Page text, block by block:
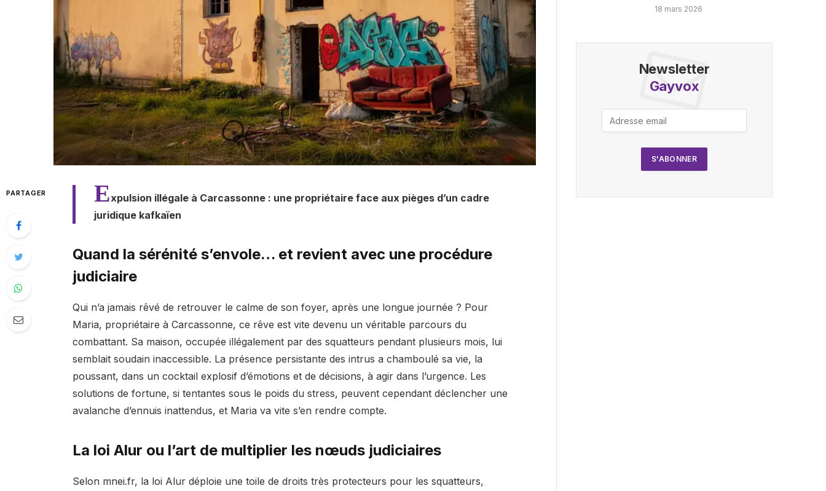
PARTAGER Expulsion illégale à Carcassonne : une propriétaire face aux pièges d’un cadre
juridique kafkaïen
Quand la sérénité s’envole… et revient avec une procédure
judiciaire
Qui n’a jamais rêvé de retrouver le calme de son foyer, après une longue journée ? Pour
Maria, propriétaire à Carcassonne, ce rêve est vite devenu un véritable parcours du
combattant. Sa maison, occupée illégalement par des squatteurs pendant plusieurs mois, lui
semblait soudain inaccessible. La présence persistante des intrus a chamboulé sa vie, la
poussant, dans un cocktail explosif d’émotions et de décisions, à agir dans l’urgence. Les
solutions de fortune, si tentantes sous le poids du stress, peuvent cependant déclencher une
avalanche d’ennuis inattendus, et Maria va vite s’en rendre compte.
La loi Alur ou l’art de multiplier les nœuds judiciaires
Selon mnei.fr, la loi Alur déploie une toile de droits très protecteurs pour les squatteurs,
18 mars 2026
Newsletter
Gayvox